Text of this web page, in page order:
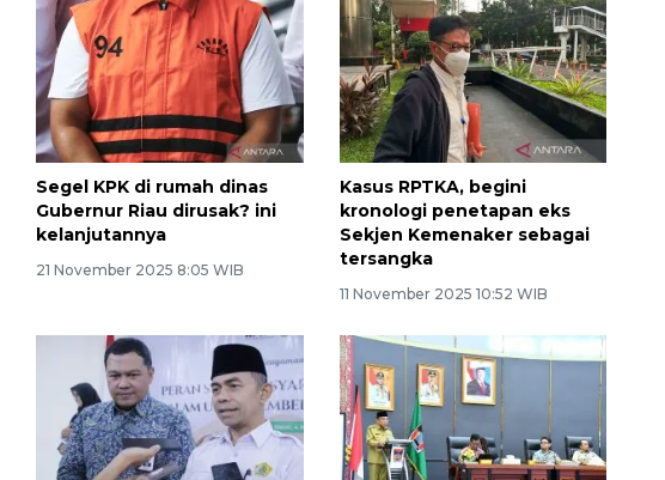
Segel KPK di rumah dinas
Gubernur Riau dirusak? ini
kelanjutannya
21 November 2025 8:05 WIB
Kasus RPTKA, begini
kronologi penetapan eks
Sekjen Kemenaker sebagai
tersangka
11 November 2025 10:52 WIB